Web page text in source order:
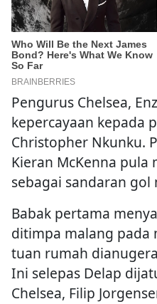
Pengurus Chelsea,
kepercayaan kepada
Christopher Nkunku.
Kieran McKenna pula
sebagai sandaran gol
Babak pertama
ditimpa malang pada
tuan rumah
Ini selepas Delap
Chelsea, Filip